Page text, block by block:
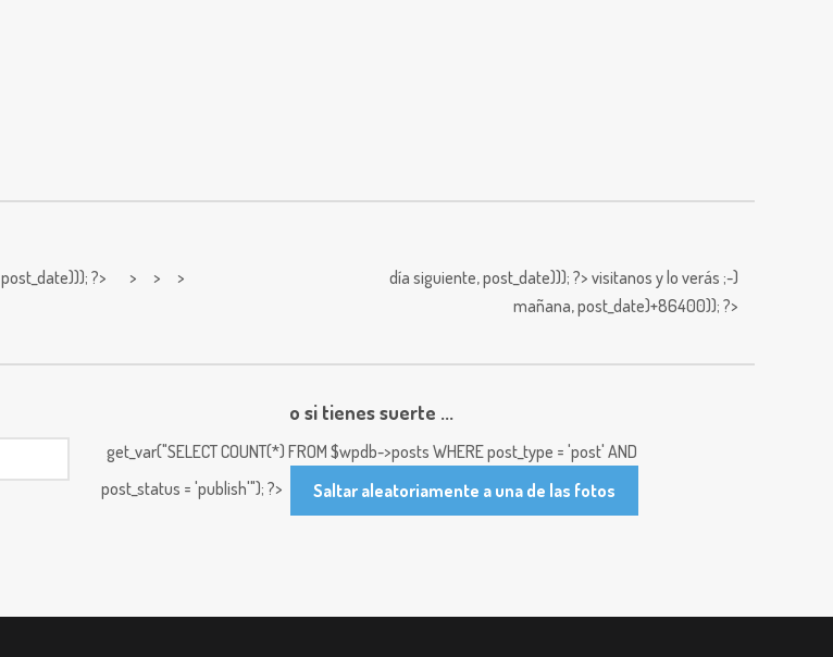
post_date))); ?> > > > día siguiente,post_date))); ?> visitanos y lo verás ;-)
mañana,post_date)+86400)); ?>
o si tienes suerte ...
get_var("SELECT COUNT(*) FROM $wpdb->posts WHERE post_type = 'post' AND
post_status = 'publish'"); ?>
Saltar aleatoriamente a una de las fotos